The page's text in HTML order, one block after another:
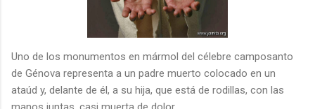
Uno de los monumentos en mármol del célebre camposanto
de Génova representa a un padre muerto colocado en un
ataúd y, delante de él, a su hija, que está de rodillas, con las